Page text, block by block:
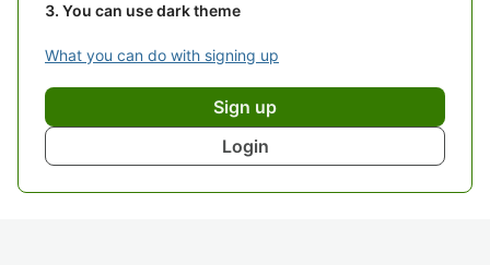
You can use dark theme
What you can do with signing up
Sign up
Login